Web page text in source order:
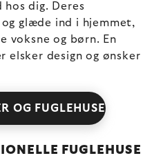
hos dig. Deres
glæde ind i hjemmet,
voksne og børn. En
elsker design og ønsker
OG FUGLEHUSE
FUGLEHUSE